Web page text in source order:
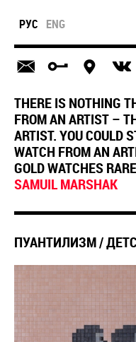
РУС ENG
THERE IS NOTHING
FROM AN ARTIST –
ARTIST. YOU COULD
WATCH FROM AN
GOLD WATCHES
SAMUIL MARSHAK
ПУАНТИЛИЗМ /